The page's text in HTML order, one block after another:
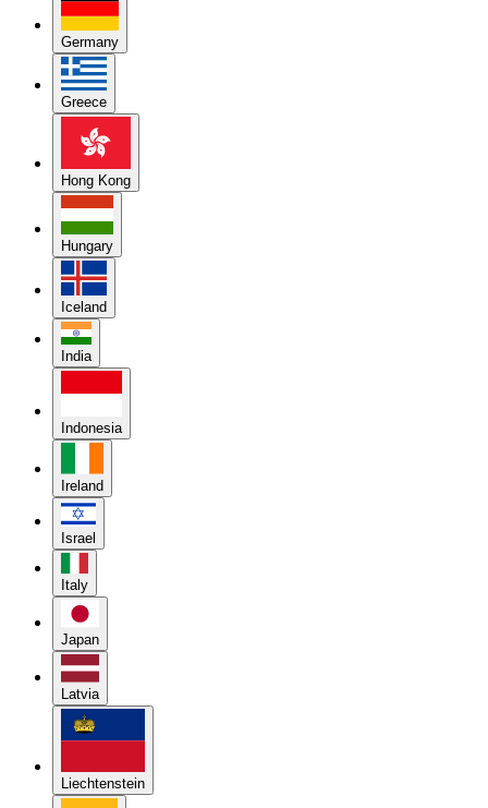
Germany
Greece
Hong Kong
Hungary
Iceland
India
Indonesia
Ireland
Israel
Italy
Japan
Latvia
Liechtenstein